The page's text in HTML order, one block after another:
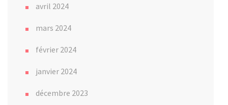
avril 2024
mars 2024
février 2024
janvier 2024
décembre 2023